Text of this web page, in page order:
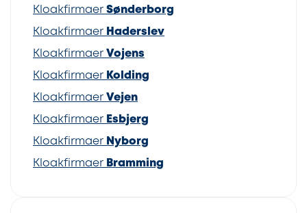
Kloakfirmaer Sønderborg
Kloakfirmaer Haderslev
Kloakfirmaer Vojens
Kloakfirmaer Kolding
Kloakfirmaer Vejen
Kloakfirmaer Esbjerg
Kloakfirmaer Nyborg
Kloakfirmaer Bramming